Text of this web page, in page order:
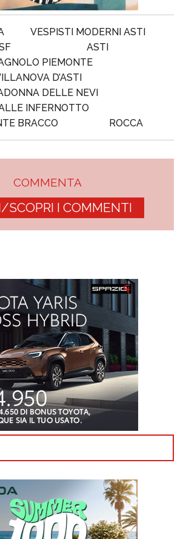
VESPISTI MODERNI ASTI
ASTI
PIEMONTE
D’ASTI
DELLE NEVI
INFERNOTTO
BRACCO
ROCCA
COMMENTA
SCOPRI I COMMENTI